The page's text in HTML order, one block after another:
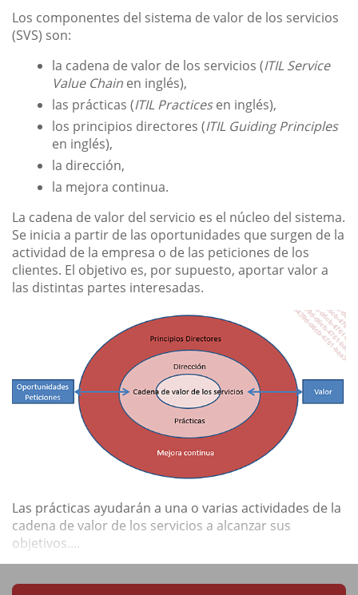
Los componentes del sistema de valor de los servicios
(SVS) son:
la cadena de valor de los servicios (ITIL Service
Value Chain en inglés),
las prácticas (ITIL Practicesen inglés),
los principios directores (ITIL Guiding Principles
en inglés),
la dirección,
la mejora continua.
La cadena de valor del servicio es el núcleo del sistema.
Se inicia a partir de las oportunidades que surgen de la
actividad de la empresa o de las peticiones de los
clientes. El objetivo es, por supuesto, aportar valor a
las distintas partes interesadas.
Las prácticas ayudarán a una o varias actividades de la
cadena de valor de los servicios a alcanzar sus
objetivos....